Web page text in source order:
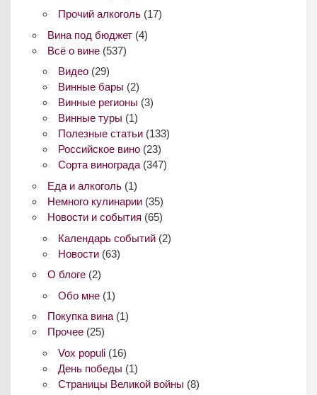
Прочий алкоголь(17)
Вина под бюджет(4)
Всё о вине(537)
Видео(29)
Винные бары (2)
Винные регионы (3)
Винные туры (1)
Полезные статьи(133)
Российское вино(23)
Сорта винограда(347)
Еда и алкоголь(1)
Немного кулинарии(35)
Новости и события (65)
Календарь событий(2)
Новости(63)
О блоге(2)
Обо мне(1)
Покупка вина(1)
Прочее(25)
Vox populi(16)
День победы (1)
Страницы Великой войны (8)